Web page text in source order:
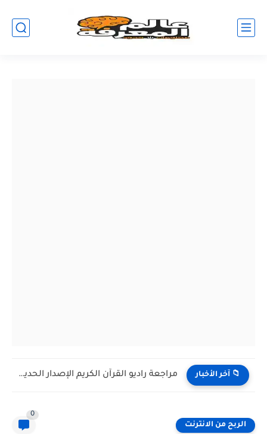
📁 آخر الأخبار مراجعة كاميرا المراقبة الذكية EZVIZ CS-TY1: حماية منزلك ومراقبة طفلك...
الربح من الانترنت
0